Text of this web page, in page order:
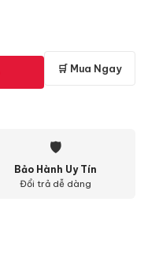
🛒 Mua Ngay
🛡
Bảo Hành Uy Tín
Đổi trả dễ dàng